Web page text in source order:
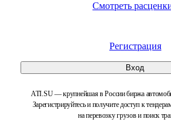
Смотреть
Регистрация
Вход
ATI.SU — крупнейшая в России биржа
Зарегистрируйтесь и получите доступ к
на перевозку грузов и поиск